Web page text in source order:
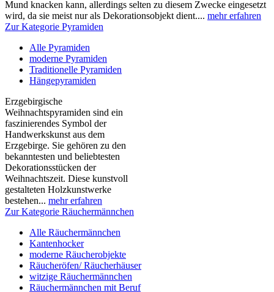
Mund knacken kann, allerdings selten zu diesem Zwecke eingesetzt
wird, da sie meist nur als Dekorationsobjekt dient.... mehr erfahren
Zur Kategorie Pyramiden
Alle Pyramiden
moderne Pyramiden
Traditionelle Pyramiden
Hängepyramiden
Erzgebirgische
Weihnachtspyramiden sind ein
faszinierendes Symbol der
Handwerkskunst aus dem
Erzgebirge. Sie gehören zu den
bekanntesten und beliebtesten
Dekorationsstücken der
Weihnachtszeit. Diese kunstvoll
gestalteten Holzkunstwerke
bestehen... mehr erfahren
Zur Kategorie Räuchermännchen
Alle Räuchermännchen
Kantenhocker
moderne Räucherobjekte
Räucheröfen/ Räucherhäuser
witzige Räuchermännchen
Räuchermännchen mit Beruf